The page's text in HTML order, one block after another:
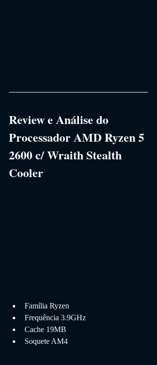
Review e Análise do
Processador AMD Ryzen 5
2600 c/ Wraith Stealth
Cooler
Família Ryzen
Frequência 3.9GHz
Cache 19MB
Soquete AM4